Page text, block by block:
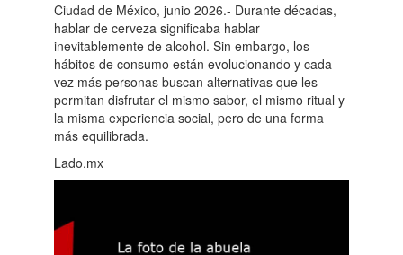
Ciudad de México, junio 2026.- Durante décadas,
hablar de cerveza significaba hablar
inevitablemente de alcohol. Sin embargo, los
hábitos de consumo están evolucionando y cada
vez más personas buscan alternativas que les
permitan disfrutar el mismo sabor, el mismo ritual y
la misma experiencia social, pero de una forma
más equilibrada.
Lado.mx